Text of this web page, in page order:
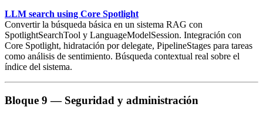
LLM search using Core Spotlight
Convertir la búsqueda básica en un sistema RAG con
SpotlightSearchTool y LanguageModelSession. Integración con
Core Spotlight, hidratación por delegate, PipelineStages para tareas
como análisis de sentimiento. Búsqueda contextual real sobre el
índice del sistema.
Bloque 9 — Seguridad y administración